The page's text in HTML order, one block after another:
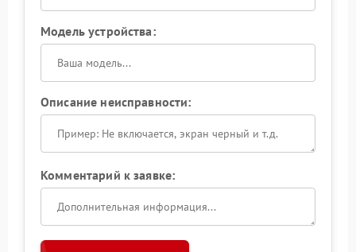
Модель устройства:
Описание неисправности:
Комментарий к заявке: